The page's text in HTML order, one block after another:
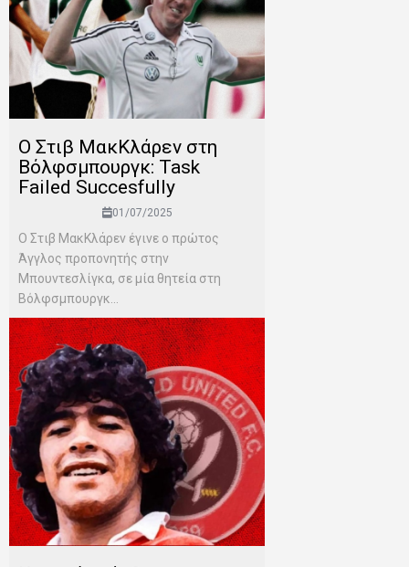
Ο Στιβ ΜακΚλάρεν στη
Βόλφσμπουργκ: Task
Failed Succesfully
01/07/2025
Ο Στιβ ΜακΚλάρεν έγινε ο πρώτος
Άγγλος προπονητής στην
Μπουντεσλίγκα, σε μία θητεία στη
Βόλφσμπουργκ...